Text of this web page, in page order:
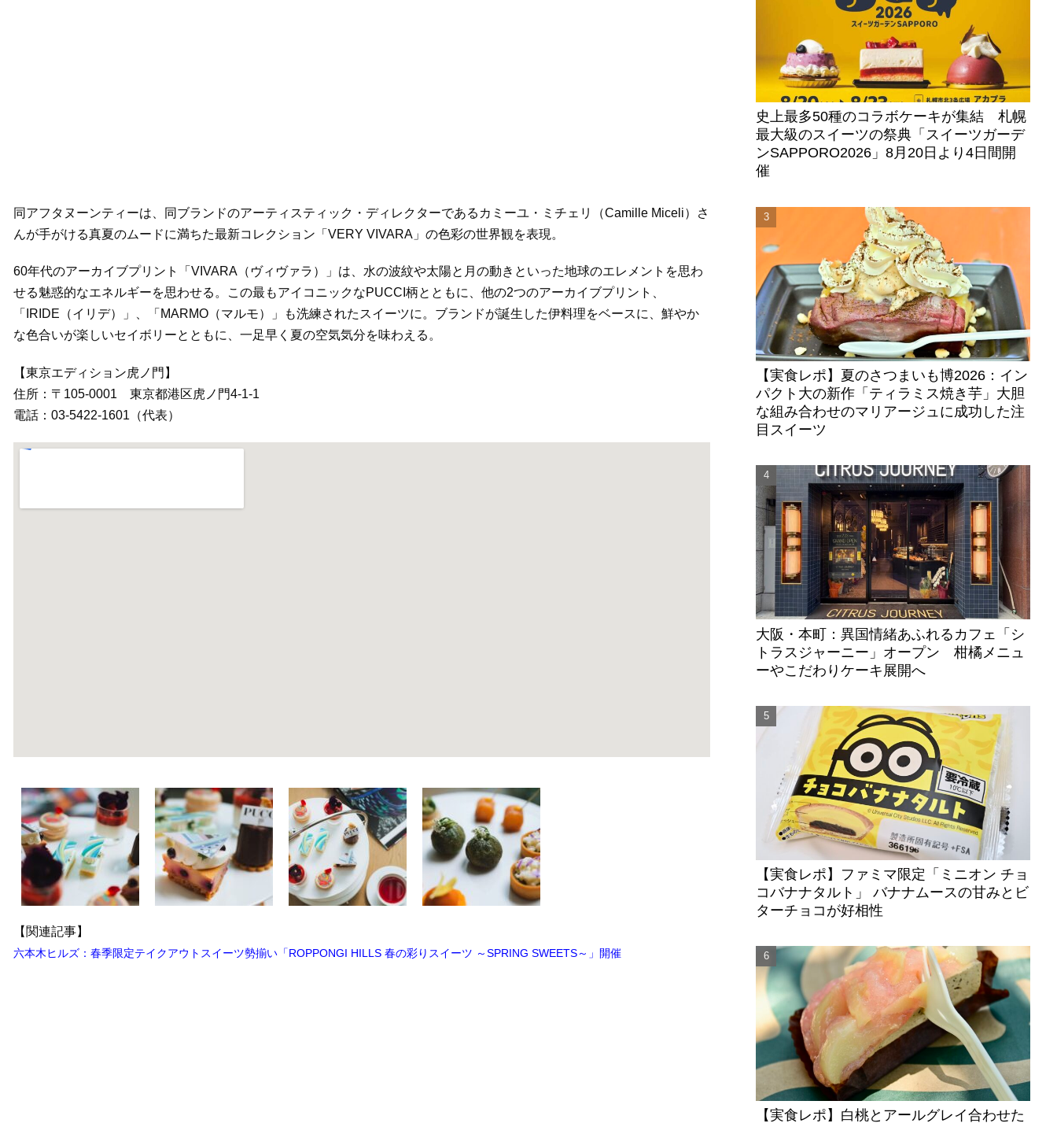
同アフタヌーンティーは、同ブランドのアーティスティック・ディレクターであるカミーユ・ミチェリ（Camille Miceli）さ
んが手がける真夏のムードに満ちた最新コレクション「VERY VIVARA」の色彩の世界観を表現。
60年代のアーカイブプリント「VIVARA（ヴィヴァラ）」は、水の波紋や太陽と月の動きといった地球のエレメントを思わ
せる魅惑的なエネルギーを思わせる。この最もアイコニックなPUCCI柄とともに、他の2つのアーカイブプリント、
「IRIDE（イリデ）」、「MARMO（マルモ）」も洗練されたスイーツに。ブランドが誕生した伊料理をベースに、鮮やか
な色合いが楽しいセイボリーとともに、一足早く夏の空気気分を味わえる。
【東京エディション虎ノ門】
住所：〒105-0001 東京都港区虎ノ門4-1-1
電話：03-5422-1601（代表）
【関連記事】
六本木ヒルズ：春季限定テイクアウトスイーツ勢揃い「ROPPONGI HILLS 春の彩りスイーツ ～SPRING SWEETS～」開催
史上最多50種のコラボケーキが集結 札幌
最大級のスイーツの祭典「スイーツガーデ
ンSAPPORO2026」8月20日より4日間開
催
【実食レポ】夏のさつまいも博2026：イン
パクト大の新作「ティラミス焼き芋」大胆
な組み合わせのマリアージュに成功した注
目スイーツ
大阪・本町：異国情緒あふれるカフェ「シ
トラスジャーニー」オープン 柑橘メニュ
ーやこだわりケーキ展開へ
【実食レポ】ファミマ限定「ミニオン チョ
コバナナタルト」 バナナムースの甘みとビ
ターチョコが好相性
【実食レポ】白桃とアールグレイ合わせた